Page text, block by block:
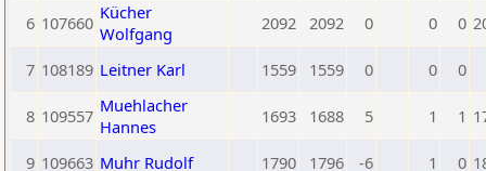
6 107660 Kücher
Wolfgang
2092 2092 0 0 0
7 108189 Leitner Karl 1559 1559 0 0 0
8 109557 Muehlacher
Hannes
1693 1688 5 1 1
9 109663 Muhr Rudolf 1790 1796 -6 1 0